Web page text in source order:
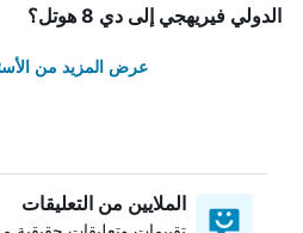
الدولي فيريهجي إلى دي 8 هوتل؟
عرض المزيد من
الملايين من التعليقات